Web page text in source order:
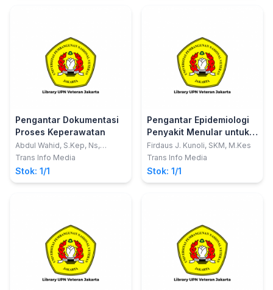
Pengantar Dokumentasi
Proses Keperawatan
Abdul Wahid, S.Kep, Ns,
M.Kep; Imam Suprapto, S.ST,
Trans Info Media
Stok: 1/1
Pengantar Epidemiologi
Penyakit Menular untuk
Mahasiswa Kesehatan
Masyarakat
Firdaus J. Kunoli, SKM, M.Kes
Trans Info Media
Stok: 1/1